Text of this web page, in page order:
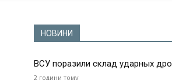
НОВИНИ
ВСУ поразили склад ударных
2 години тому